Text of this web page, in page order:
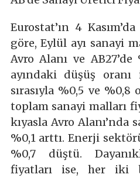
Eurostat’ın 4
göre, Eylül ayı sanayi
Avro Alanı ve AB27’de
ayındaki düşüş
sırasıyla %0,5 ve
toplam sanayi malları
kıyasla Avro Alanı’nda
%0,1 arttı. Enerji
%0,7 düştü.
fiyatları ise, her iki